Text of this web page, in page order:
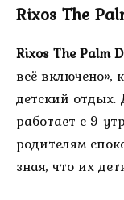
Rixos The
Rixos The Palm
всё включено»,
детский отдых.
работает с 9
родителям
зная, что их